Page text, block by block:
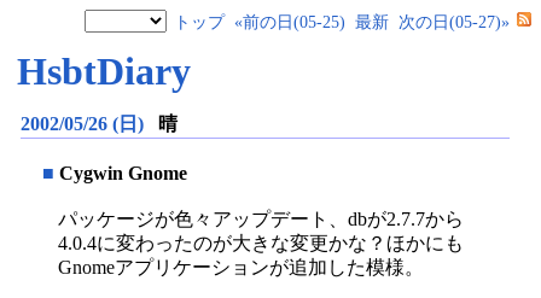
トップ «前の日(05-25) 最新 次の日(05-27)»
HsbtDiary
2002/05/26 (日) 晴
■ Cygwin Gnome
パッケージが色々アップデート、dbが2.7.7から
4.0.4に変わったのが大きな変更かな？ほかにも
Gnomeアプリケーションが追加した模様。